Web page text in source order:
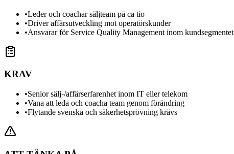
•Leder och coachar säljteam på ca tio
•Driver affärsutveckling mot operatörskunder
•Ansvarar för Service Quality Management inom kundsegmentet
KRAV
•Senior sälj-/affärserfarenhet inom IT eller telekom
•Vana att leda och coacha team genom förändring
•Flytande svenska och säkerhetsprövning krävs